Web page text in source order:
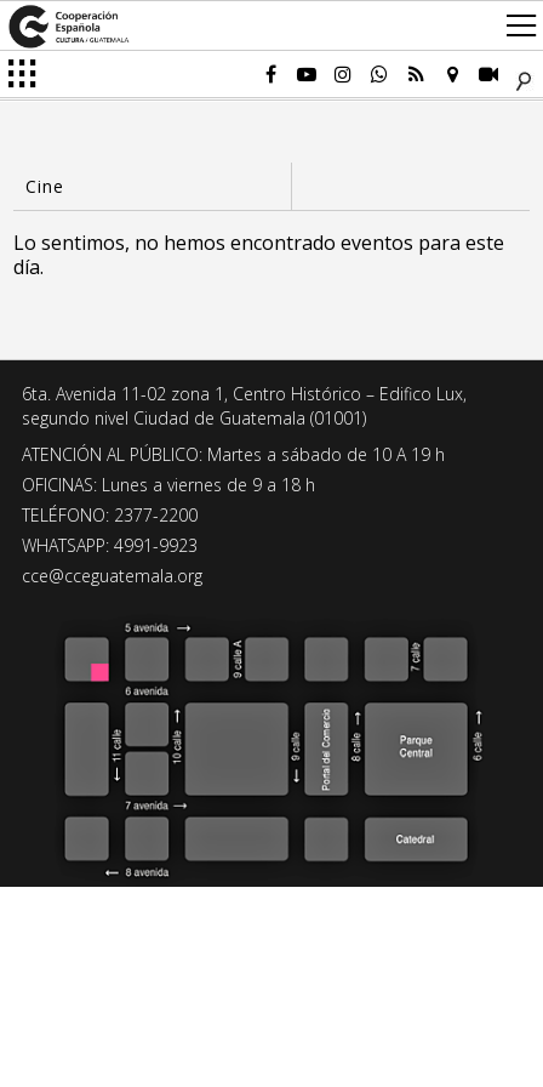
Lo sentimos, no hemos encontrado eventos para este
día.
6ta. Avenida 11-02 zona 1, Centro Histórico – Edifico Lux,
segundo nivel Ciudad de Guatemala (01001)
ATENCIÓN AL PÚBLICO: Martes a sábado de 10 A 19 h
OFICINAS: Lunes a viernes de 9 a 18 h
TELÉFONO: 2377-2200
WHATSAPP: 4991-9923
cce@cceguatemala.org